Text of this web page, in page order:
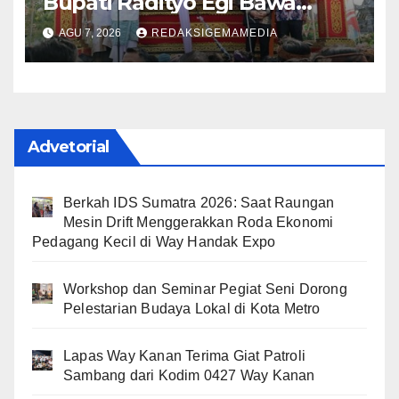
Mimpi Besar Balinuraga Jadi
‘Penglipuran’ Kedua pada
2027
AGU 7, 2026 REDAKSIGEMAMEDIA
Advetorial
Berkah IDS Sumatra 2026: Saat Raungan
Mesin Drift Menggerakkan Roda Ekonomi
Pedagang Kecil di Way Handak Expo
Workshop dan Seminar Pegiat Seni Dorong
Pelestarian Budaya Lokal di Kota Metro
Lapas Way Kanan Terima Giat Patroli
Sambang dari Kodim 0427 Way Kanan